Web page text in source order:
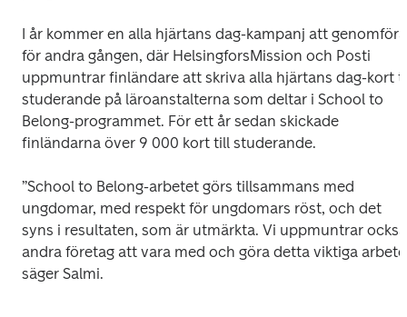
I år kommer en alla hjärtans dag-kampanj att
för andra gången, där HelsingforsMission och Posti
uppmuntrar finländare att skriva alla hjärtans dag-kort
studerande på läroanstalterna som deltar i School to
Belong-programmet. För ett år sedan skickade
finländarna över 9 000 kort till studerande.
”School to Belong-arbetet görs tillsammans med
ungdomar, med respekt för ungdomars röst, och det
syns i resultaten, som är utmärkta. Vi uppmuntrar också
andra företag att vara med och göra detta viktiga
säger Salmi.